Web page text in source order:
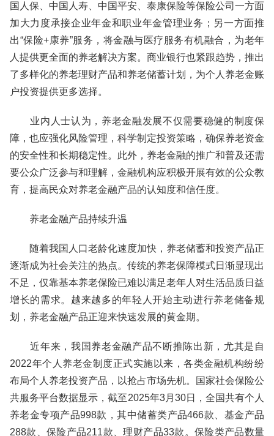
国人保、中国人寿、中国平安、泰康保险等保险公司一方面
加大力度承接企业年金和职业年金管理业务；另一方面推
出“保险+康养”服务，将金融与医疗服务有机融合，为老年
人提供更全面的养老解决方案。商业银行也紧跟趋势，推出
了多样化的养老理财产品和养老储蓄计划，为个人养老金账
户投资提供更多选择。
业内人士认为，养老金融发展不仅需要稳健的制度保
障，也应强化风险管理，科学制定投资策略，确保养老资金
的安全性和长期稳定性。此外，养老金融的推广和普及还需
要公众广泛参与和理解，金融机构应积极开展有效的公众教
育，提高民众对养老金融产品的认知度和信任度。
养老金融产品持续升温
随着我国人口老龄化速度加快，养老储蓄和投资产品正
逐渐成为社会关注的热点。传统的养老保障模式日渐显现出
不足，仅靠基本养老保险已难以满足老年人对生活品质日益
增长的需求。越来越多的年轻人开始主动进行养老储备规
划，养老金融产品正迎来快速发展的黄金期。
近年来，我国养老金融产品不断推陈出新，尤其是自
2022年个人养老金制度正式实施以来，各类金融机构纷纷
布局个人养老投资产品，以抢占市场先机。国家社会保险公
共服务平台数据显示，截至2025年3月30日，全国共有个人
养老金专项产品998款，其中储蓄类产品466款、基金产品
288款、保险产品211款、理财产品33款。保险类产品数量